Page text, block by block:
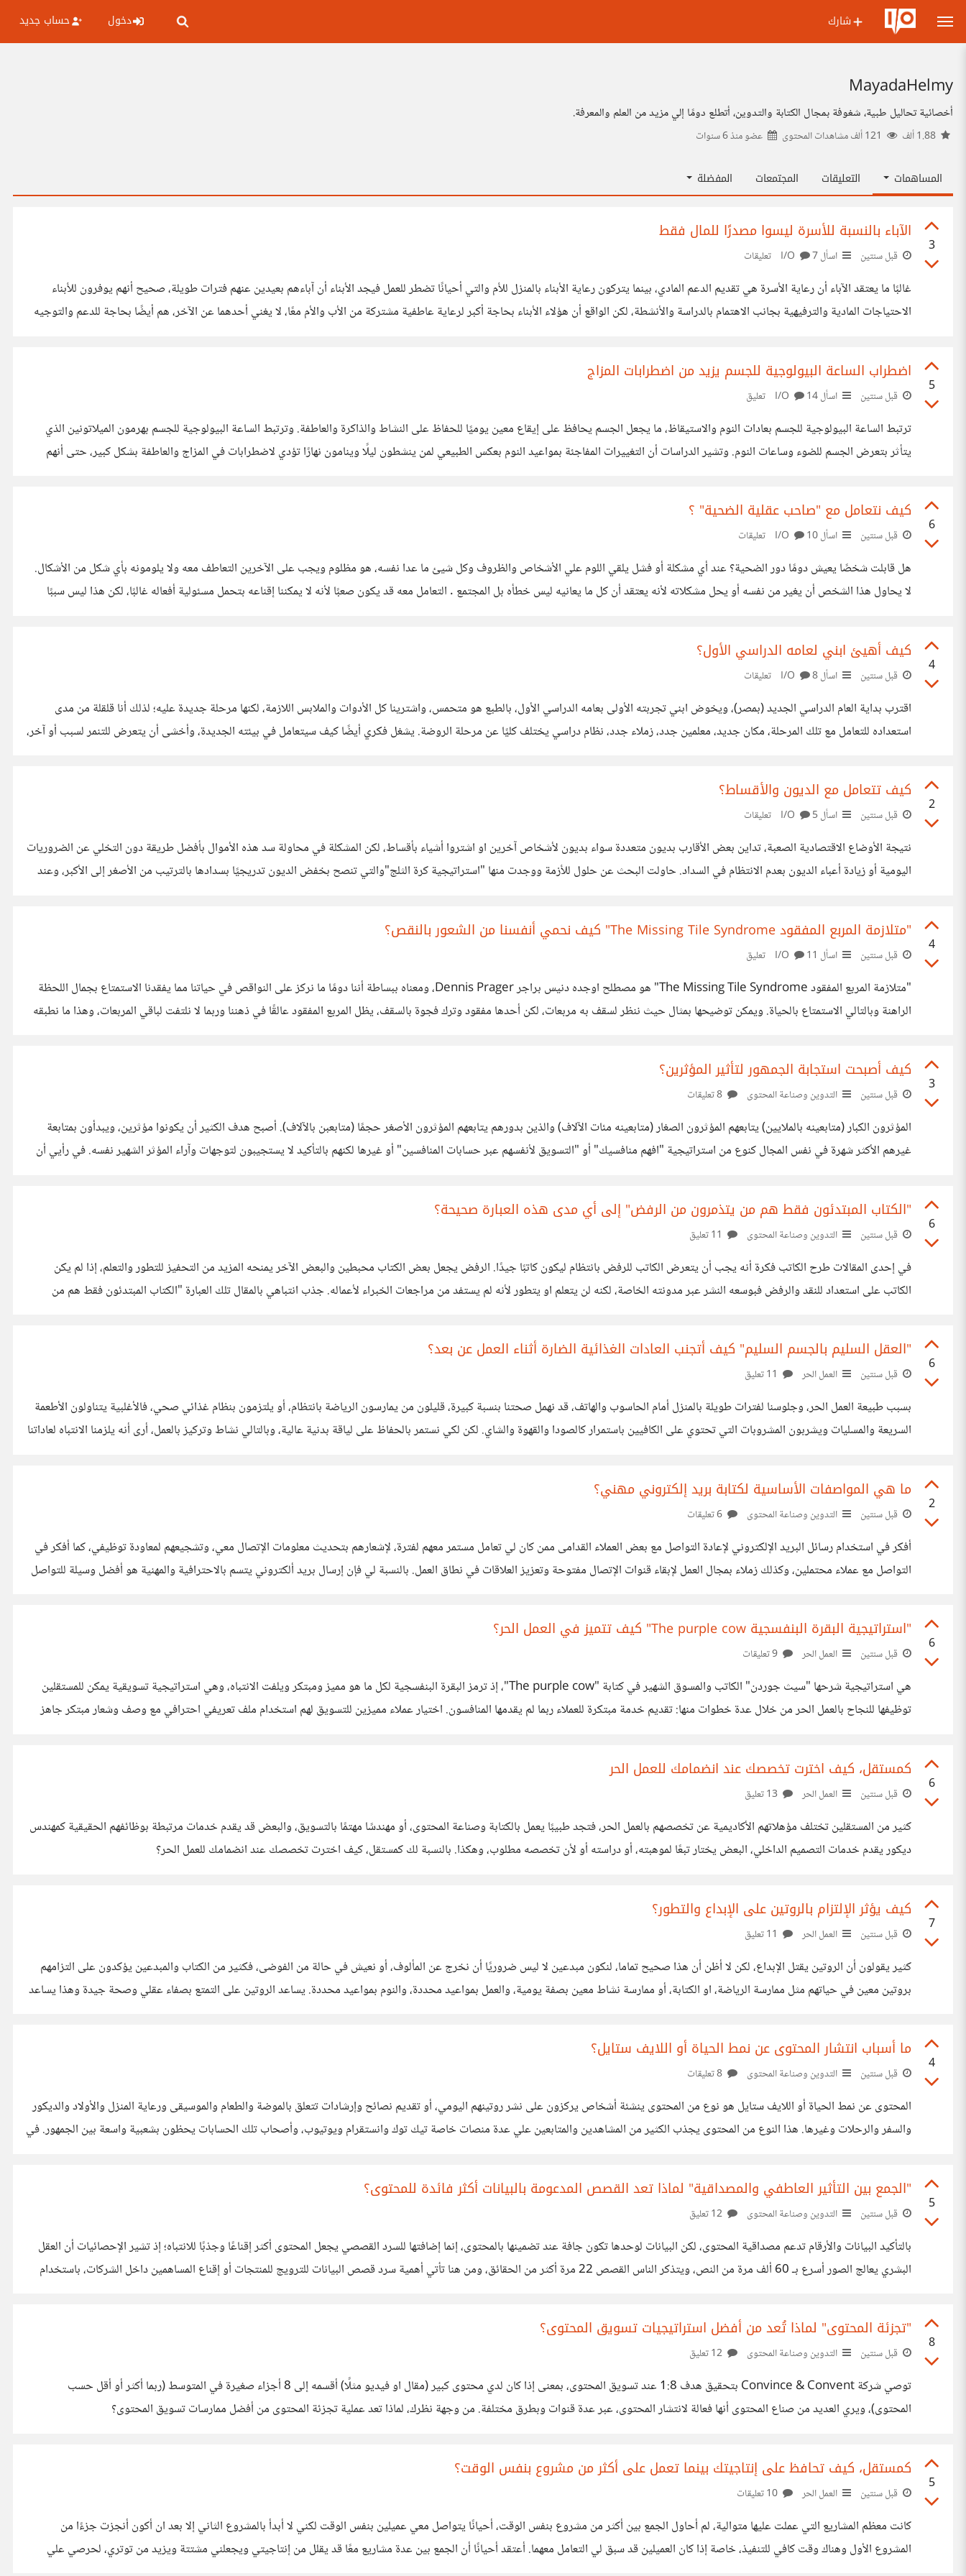
شارك دخول حساب جديد
MayadaHelmy
أخصائية تحاليل طبية، شغوفة بمجال الكتابة والتدوين، أتطلع دومًا إلي مزيد من العلم والمعرفة.
عضو منذ6 سنوات
المساهمات التعليقات المجتمعات المفضلة
3
الآباء بالنسبة للأسرة ليسوا مصدرًا للمال فقط
قبل سنتين اسأل I/O7 تعليقات
غالبًا ما يعتقد الآباء أن رعاية الأسرة هي تقديم الدعم المادي، بينما يتركون رعاية الأبناء بالمنزل للأم والتي أحيانًا تضطر للعمل فيجد الأبناء أن آباءهم بعيدين عنهم فترات طويلة، صحيح أنهم يوفرون للأبناء
الاحتياجات المادية والترفيهية بجانب الاهتمام بالدراسة والأنشطة، لكن الواقع أن هؤلاء الأبناء بحاجة أكبر لرعاية عاطفية مشتركة من الأب والأم معًا، لا يغني أحدهما عن الآخر، هم أيضًا بحاجة للدعم والتوجيه
5
اضطراب الساعة البيولوجية للجسم يزيد من اضطرابات المزاج
قبل سنتين اسأل I/O14 تعليق
ترتبط الساعة البيولوجية للجسم بعادات النوم والاستيقاظ، ما يجعل الجسم يحافظ على إيقاع معين يوميًا للحفاظ على النشاط والذاكرة والعاطفة. وترتبط الساعة البيولوجية للجسم بهرمون الميلاتونين الذي
يتأثر بتعرض الجسم للضوء وساعات النوم. وتشير الدراسات أن التغييرات المفاجئة بمواعيد النوم بعكس الطبيعي لمن ينشطون ليلًا وينامون نهارًا تؤدي لاضطرابات في المزاج والعاطفة بشكل كبير، حتى أنهم
6
كيف نتعامل مع "صاحب عقلية الضحية" ؟
قبل سنتين اسأل I/O10 تعليقات
هل قابلت شخصًا يعيش دومًا دور الضحية؟ عند أي مشكلة أو فشل يلقي اللوم علي الأشخاص والظروف وكل شيئ ما عدا نفسه، هو مظلوم ويجب على الآخرين التعاطف معه ولا يلومونه بأي شكل من الأشكال.
لا يحاول هذا الشخص أن يغير من نفسه أو يحل مشكلاته لأنه يعتقد أن كل ما يعانيه ليس خطأه بل المجتمع . التعامل معه قد يكون صعبًا لأنه لا يمكننا إقناعه بتحمل مسئولية أفعاله غالبًا، لكن هذا ليس سببًا
4
كيف أهيئ ابني لعامه الدراسي الأول؟
قبل سنتين اسأل I/O8 تعليقات
اقترب بداية العام الدراسي الجديد (بمصر)، ويخوض ابني تجربته الأولى بعامه الدراسي الأول، بالطبع هو متحمس، واشترينا كل الأدوات والملابس اللازمة، لكنها مرحلة جديدة عليه؛ لذلك أنا قلقلة من مدى
استعداده للتعامل مع تلك المرحلة، مكان جديد، معلمين جدد، زملاء جدد، نظام دراسي يختلف كليًا عن مرحلة الروضة. يشغل فكري أيضًا كيف سيتعامل في بيئته الجديدة، وأخشى أن يتعرض للتنمر لسبب أو آخر،
2
كيف تتعامل مع الديون والأقساط؟
قبل سنتين اسأل I/O 5 تعليقات
نتيجة الأوضاع الاقتصادية الصعبة، تداين بعض الأقارب بديون متعددة سواء بديون لأشخاص آخرين او اشتروا أشياء بأقساط، لكن المشكلة في محاولة سد هذه الأموال بأفضل طريقة دون التخلي عن الضروريات
اليومية أو زيادة أعباء الديون بعدم الانتظام في السداد. حاولت البحث عن حلول للأزمة ووجدت منها "استراتيجية كرة الثلج"والتي تنصح بخفض الديون تدريجيًا بسدادها بالترتيب من الأصغر إلى الأكبر، وعند
4
"متلازمة المربع المفقود The Missing Tile Syndrome" كيف نحمي أنفسنا من الشعور بالنقص؟
قبل سنتين اسأل I/O 11 تعليق
"متلازمة المربع المفقود The Missing Tile Syndrome" هو مصطلح اوجده دنيس براجر Dennis Prager، ومعناه ببساطة أننا دومًا ما نركز على النواقص في حياتنا مما يفقدنا الاستمتاع بجمال اللحظة
الراهنة وبالتالي الاستمتاع بالحياة. ويمكن توضيحها بمثال حيث ننظر لسقف به مربعات، لكن أحدها مفقود وترك فجوة بالسقف، يظل المربع المفقود عالقًا في ذهننا وربما لا نلتفت لباقي المربعات، وهذا ما نطبقه
3
كيف أصبحت استجابة الجمهور لتأثير المؤثرين؟
قبل سنتين التدوين وصناعة المحتوى
المؤثرون الكبار (متابعينه بالملايين) يتابعهم المؤثرون الصغار (متابعينه مئات الآلاف) والذين بدورهم يتابعهم المؤثرون الأصغر حجمًا (متابعبن بالآلاف). أصبح هدف الكثير أن يكونوا مؤثرين، ويبدأون بمتابعة
غيرهم الأكثر شهرة في نفس المجال كنوع من استراتيجية "افهم منافسيك" أو "التسويق لأنفسهم عبر حسابات المنافسين" أو غيرها لكنهم بالتأكيد لا يستجيبون لتوجهات وآراء المؤثر الشهير نفسه. في رأيي أن
6
"الكتاب المبتدئون فقط هم من يتذمرون من الرفض" إلى أي مدى هذه العبارة صحيحة؟
قبل سنتين التدوين وصناعة المحتوى
في إحدى المقالات طرح الكاتب فكرة أنه يجب أن يتعرض الكاتب للرفض بانتظام ليكون كاتبًا جيدًا. الرفض يجعل بعض الكتاب محبطين والبعض الآخر يمنحه المزيد من التحفيز للتطور والتعلم، إذا لم يكن
الكاتب على استعداد للنقد والرفض فبوسعه النشر عبر مدونته الخاصة، لكنه لن يتعلم او يتطور لأنه لم يستفد من مراجعات الخبراء لأعماله. جذب انتباهي بالمقال تلك العبارة "الكتاب المبتدئون فقط هم من
6
"العقل السليم بالجسم السليم" كيف أتجنب العادات الغذائية الضارة أثناء العمل عن بعد؟
قبل سنتين العمل الحر
بسبب طبيعة العمل الحر، وجلوسنا لفترات طويلة بالمنزل أمام الحاسوب والهاتف، قد نهمل صحتنا بنسبة كبيرة، قليلون من يمارسون الرياضة بانتظام، أو يلتزمون بنظام غذائي صحي، فالأغلبية يتناولون الأطعمة
السريعة والمسليات ويشربون المشروبات التي تحتوي على الكافيين باستمرار كالصودا والقهوة والشاي. لكن لكي نستمر بالحفاظ على لياقة بدنية عالية، وبالتالي نشاط وتركيز بالعمل، أرى أنه يلزمنا الانتباه لعاداتنا
2
ما هي المواصفات الأساسية لكتابة بريد إلكتروني مهني؟
قبل سنتين التدوين وصناعة المحتوى
أفكر في استخدام رسائل البريد الإلكتروني لإعادة التواصل مع بعض العملاء القدامى ممن كان لي تعامل مستمر معهم لفترة، لإشعارهم بتحديث معلومات الإتصال معي، وتشجيعهم لمعاودة توظيفي، كما أفكر في
التواصل مع عملاء محتملين، وكذلك زملاء بمجال العمل لإبقاء قنوات الإتصال مفتوحة وتعزيز العلاقات في نطاق العمل. بالنسبة لي فإن إرسال بريد ألكتروني يتسم بالاحترافية والمهنية هو أفضل وسيلة للتواصل
6
"استراتيجية البقرة البنفسجية The purple cow" كيف تتميز في العمل الحر؟
قبل سنتين العمل الحر
هي استراتيجية شرحها "سيث جوردن" الكاتب والمسوق الشهير في كتابة "The purple cow"، إذ ترمز البقرة البنفسجية لكل ما هو مميز ومبتكر ويلفت الانتباه، وهي استراتيجية تسويقية يمكن للمستقلين
توظيفها للنجاح بالعمل الحر من خلال عدة خطوات منها: تقديم خدمة مبتكرة للعملاء ربما لم يقدمها المنافسون. اختيار عملاء مميزين للتسويق لهم استخدام ملف تعريفي احترافي مع وصف وشعار مبتكر جاهز
6
كمستقل، كيف اخترت تخصصك عند انضمامك للعمل الحر
قبل سنتين العمل الحر
كثير من المستقلين تختلف مؤهلاتهم الأكاديمية عن تخصصهم بالعمل الحر، فتجد طبيبًا يعمل بالكتابة وصناعة المحتوى، أو مهندسًا مهتمًا بالتسويق، والبعض قد يقدم خدمات مرتبطة بوظائفهم الحقيقية كمهندس
ديكور يقدم خدمات التصميم الداخلي، البعض يختار تبعًا لموهبته، أو دراسته أو لأن تخصصه مطلوب، وهكذا. بالنسبة لك كمستقل، كيف اخترت تخصصك عند انضمامك للعمل الحر؟
7
كيف يؤثر الإلتزام بالروتين على الإبداع والتطور؟
قبل سنتين العمل الحر
كثير يقولون أن الروتين يقتل الإبداع، لكن لا أظن أن هذا صحيح تماما، لنكون مبدعين لا ليس ضروريًا أن نخرج عن المألوف، أو نعيش في حالة من الفوضى، فكثير من الكتاب والمبدعين يؤكدون على التزامهم
بروتين معين في حياتهم مثل ممارسة الرياضة، او الكتابة، أو ممارسة نشاط معين بصفة يومية، والعمل بمواعيد محددة، والنوم بمواعيد محددة. يساعد الروتين على التمتع بصفاء عقلي وصحة جيدة وهذا يساعد
4
ما أسباب انتشار المحتوى عن نمط الحياة أو اللايف ستايل؟
قبل سنتين التدوين وصناعة المحتوى
المحتوى عن نمط الحياة أو اللايف ستايل هو نوع من المحتوى ينشئة أشخاص يركزون على نشر روتينهم اليومي، أو تقديم نصائح وإرشادات تتعلق بالموضة والطعام والموسيقى ورعاية المنزل والأولاد والديكور
والسفر والرحلات وغيرها. هذا النوع من المحتوى يجذب الكثير من المشاهدين والمتابعين علي عدة منصات خاصة تيك توك وانستقرام ويوتيوب، وأصحاب تلك الحسابات يحظون بشعبية واسعة بين الجمهور. في
5
"الجمع بين التأثير العاطفي والمصداقية" لماذا تعد القصص المدعومة بالبيانات أكثر فائدة للمحتوى؟
قبل سنتين التدوين وصناعة المحتوى
بالتأكيد البيانات والأرقام تدعم مصداقية المحتوى، لكن البيانات لوحدها تكون جافة عند تضمينها بالمحتوى، إنما إضافتها للسرد القصصي يجعل المحتوى أكثر إقناعًا وجذبًا للانتباه؛ إذ تشير الإحصائيات أن العقل
البشري يعالج الصور أسرع بـ 60 ألف مرة من النص، ويتذكر الناس القصص 22 مرة أكثر من الحقائق، ومن هنا تأتي أهمية سرد قصص البيانات للترويج للمنتجات أو إقناع المساهمين داخل الشركات، باستخدام
8
"تجزئة المحتوى" لماذا تُعد من أفضل استراتيجيات تسويق المحتوى؟
قبل سنتين التدوين وصناعة المحتوى
توصي شركة Convince & Convent بتحقيق هدف 1:8 عند تسويق المحتوى، بمعنى إذا كان لدي محتوى كبير (مقال او فيديو مثلًا) أقسمه إلى 8 أجزاء صغيرة في المتوسط (ربما أكثر أو أقل حسب
المحتوى)، ويري العديد من صناع المحتوى أنها فعالة لانتشار المحتوى، عبر عدة قنوات وبطرق مختلفة. من وجهة نظرك، لماذا تعد عملية تجزئة المحتوى من أفضل ممارسات تسويق المحتوى؟
5
كمستقل، كيف تحافظ على إنتاجيتك بينما تعمل على أكثر من مشروع بنفس الوقت؟
قبل سنتين العمل الحر
كانت معظم المشاريع التي عملت عليها متوالية، لم أحاول الجمع بين أكثر من مشروع بنفس الوقت، أحيانًا يتواصل معي عميلين بنفس الوقت لكني لا أبدأ بالمشروع الثاني إلا بعد ان أكون أنجزت جزءًا من
المشروع الأول وهناك وقت كافي للتنفيذ، خاصة إذا كان العميلين قد سبق لي التعامل معهما. أعتقد أحيانًا أن الجمع بين عدة مشاريع معًا قد يقلل من إنتاجيتي ويجعلني مشتتة ويزيد من توتري، لحرصي علي